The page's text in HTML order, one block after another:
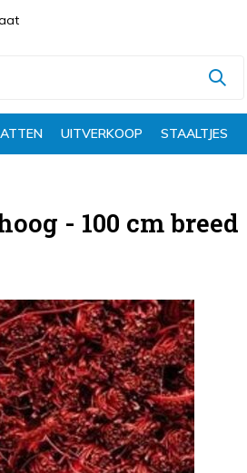
UITVERKOOP STAALTJES
- 100 cm breed